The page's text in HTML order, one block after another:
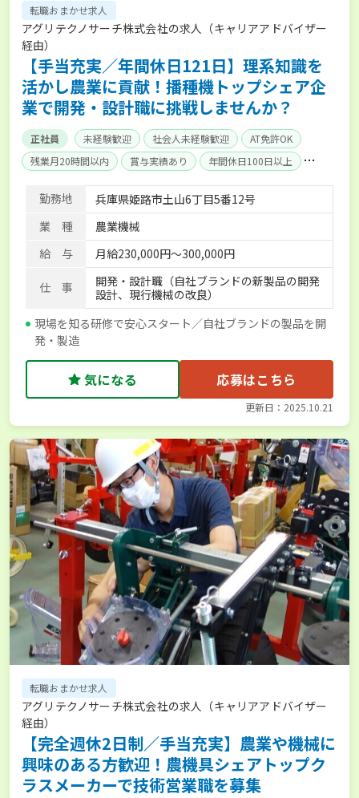
転職おまかせ求人
アグリテクノサーチ株式会社の求人（キャリアアドバイザー
経由）
【手当充実／年間休日121日】理系知識を
活かし農業に貢献！播種機トップシェア企
業で開発・設計職に挑戦しませんか？
正社員 未経験歓迎 社会人未経験歓迎
AT免許OK
残業月20時間以内
賞与実績あり
年間休日100日以上
社会保険完備
寮･社宅相談可
勤務地
兵庫県姫路市土山6丁目5番12号
業 種
農業機械
給 与
月給230,000円～300,000円
仕 事
開発・設計職（自社ブランドの新製品の開発
設計、現行機械の改良）
現場を知る研修で安心スタート／自社ブランドの製品を開
発・製造
気になる 応募はこちら
更新日：2025.10.21
転職おまかせ求人
アグリテクノサーチ株式会社の求人（キャリアアドバイザー
経由）
【完全週休2日制／手当充実】農業や機械に
興味のある方歓迎！農機具シェアトップク
ラスメーカーで技術営業職を募集